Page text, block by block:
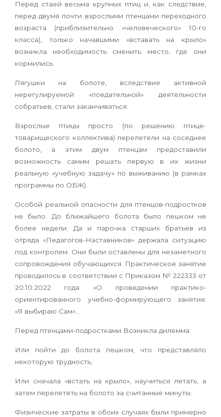
Перед стаей весьма крупных птиц и, как следствие,
перед двумя почти взрослыми птенцами переходного
возраста (приблизительно «человеческого» 10-го
класса), только начавшими «вставать на крыло»
возникла необходимость сменить место, где они
кормились.
Лягушки на болоте, вследствие активной
нерегулируемой «поедательной» деятельности
собратьев, стали заканчиваться.
Взрослые птицы просто (по решению птице-
товарищеского коллектива) перелетели на соседнее
болото, а этим двум птенцам предоставили
возможность самим решать первую в их жизни
реальную «учебную задачу» по выживанию (в рамках
программы по ОБЖ).
Особой реальной опасности для птенцов-подростков
не было. До ближайшего болота было пешком не
более недели. Да и парочка старших братьев из
отряда «Педагогов-Наставников» держала ситуацию
под контролем. Они были оставлены для незаметного
сопровождения обучающихся. Практическое занятие
проводилось в соответствии с Приказом № 222333 от
20.10.2022 года «О проведении практико-
ориентированного учебно-формирующего занятия:
«Я выбираю Сам»…
Перед птенцами-подростками Возникла дилемма:
Или пойти до болота пешком, что представляло
некоторую трудность,
Или сначала «встать на крыло», научиться летать, а
затем перелететь на болото за считанные минуты.
Физические затраты в обоих случаях были примерно